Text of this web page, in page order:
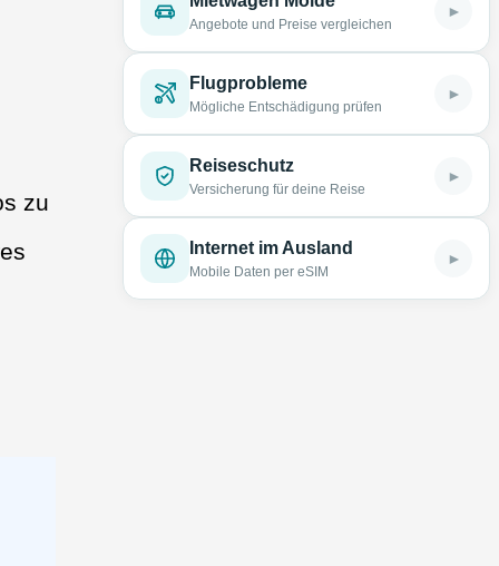
zu
Angebote und Preise vergleichen
►
Flugprobleme
Mögliche Entschädigung prüfen
►
Reiseschutz
Versicherung für deine Reise
►
Internet im Ausland
Mobile Daten per eSIM
►